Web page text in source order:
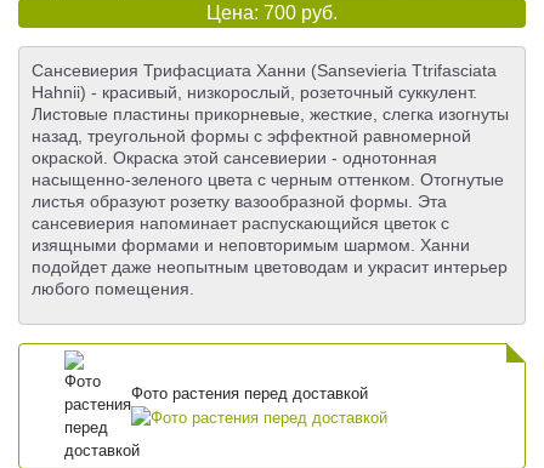
Цена: 700 руб.
Сансевиерия Трифасциата Ханни (Sansevieria Ttrifasciata
Hahnii) - красивый, низкорослый, розеточный суккулент.
Листовые пластины прикорневые, жесткие, слегка изогнуты
назад, треугольной формы c эффектной равномерной
окраской. Окраска этой сансевиерии - однотонная
насыщенно-зеленого цвета с черным оттенком. Отогнутые
листья образуют розетку вазообразной формы. Эта
сансевиерия напоминает распускающийся цветок с
изящными формами и неповторимым шармом. Ханни
подойдет даже неопытным цветоводам и украсит интерьер
любого помещения.
Фото растения перед доставкой